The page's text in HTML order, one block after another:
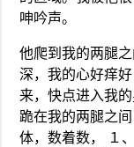
呻吟声。
他爬到我的两腿
深，我的心好痒
来，快点进入我
跪在我的两腿之
体，数着数， １